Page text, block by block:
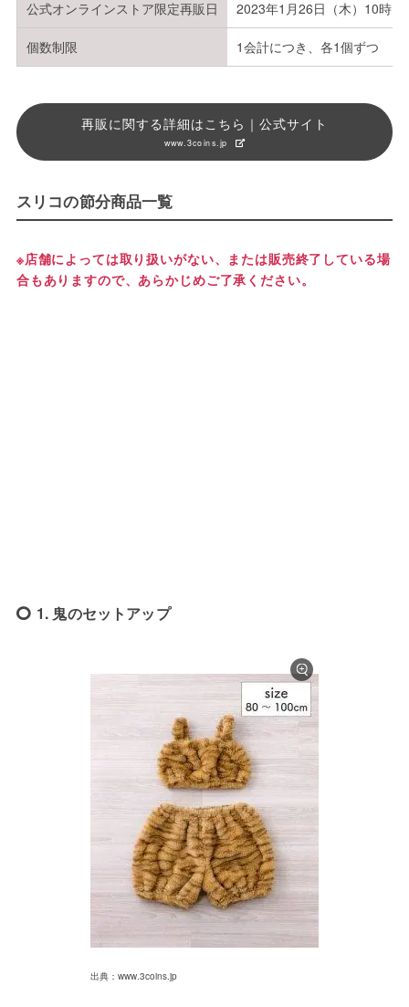
公式オンラインストア限定再販日 2023年1月26日（木）10時～
個数制限 1会計につき、各1個ずつ
再販に関する詳細はこちら｜公式サイト
www.3coins.jp
スリコの節分商品一覧
※店舗によっては取り扱いがない、または販売終了している場
合もありますので、あらかじめご了承ください。
1. 鬼のセットアップ
出典：www.3coins.jp